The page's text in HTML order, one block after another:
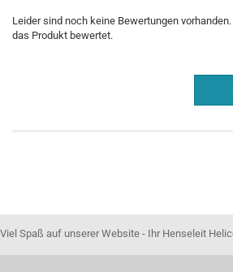
Leider sind noch keine Bewertungen
das Produkt bewertet.
Viel Spaß auf unserer Website - Ihr Henseleit